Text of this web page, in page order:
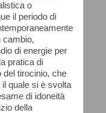
o
il periodo di
cambio,
di energie per
pratica di
del tirocinio, che
quale si è svolta
di idoneità
della